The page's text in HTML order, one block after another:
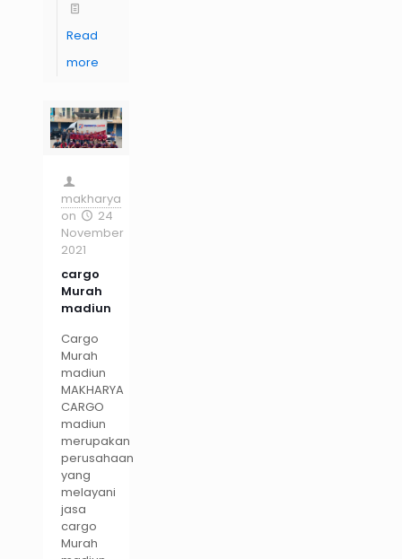
Read
more
makharya
on
24
November
2021
cargo
Murah
madiun
Cargo
Murah
madiun
MAKHARYA
CARGO
madiun
merupakan
perusahaan
yang
melayani
jasa
cargo
Murah